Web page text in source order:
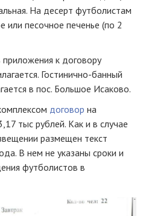
На десерт футболистам
или песочное печенье (по 2
к договору
Гостинично-банный
в пос. Большое Исаково.
договор на
тыс рублей. Как и в случае
размещен текст
В нем не указаны сроки и
футболистов в